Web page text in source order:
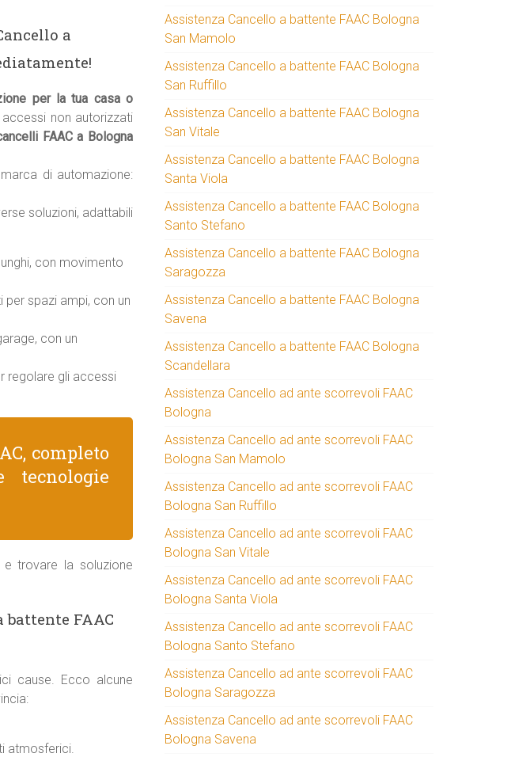
a
per la tua casa o
non autorizzati
FAAC a Bologna
di automazione:
soluzioni, adattabili
con movimento
per spazi ampi, con un
con un
regolare gli accessi
completo
tecnologie
e trovare la soluzione
battente FAAC
cause. Ecco alcune
atmosferici.
Assistenza Cancello a battente FAAC Bologna
San Mamolo
Assistenza Cancello a battente FAAC Bologna
San Ruffillo
Assistenza Cancello a battente FAAC Bologna
San Vitale
Assistenza Cancello a battente FAAC Bologna
Santa Viola
Assistenza Cancello a battente FAAC Bologna
Santo Stefano
Assistenza Cancello a battente FAAC Bologna
Saragozza
Assistenza Cancello a battente FAAC Bologna
Savena
Assistenza Cancello a battente FAAC Bologna
Scandellara
Assistenza Cancello ad ante scorrevoli FAAC
Bologna
Assistenza Cancello ad ante scorrevoli FAAC
Bologna San Mamolo
Assistenza Cancello ad ante scorrevoli FAAC
Bologna San Ruffillo
Assistenza Cancello ad ante scorrevoli FAAC
Bologna San Vitale
Assistenza Cancello ad ante scorrevoli FAAC
Bologna Santa Viola
Assistenza Cancello ad ante scorrevoli FAAC
Bologna Santo Stefano
Assistenza Cancello ad ante scorrevoli FAAC
Bologna Saragozza
Assistenza Cancello ad ante scorrevoli FAAC
Bologna Savena